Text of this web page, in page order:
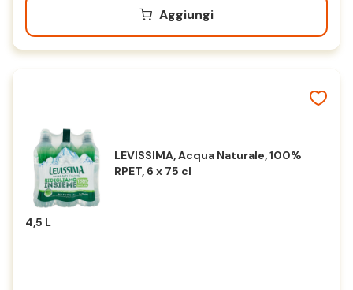
Aggiungi
LEVISSIMA, Acqua Naturale, 100%
RPET, 6 x 75 cl
4,5 L